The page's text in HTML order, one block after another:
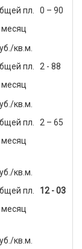
пл.
месяц
0 – 90
кв.м.
пл.
месяц
2 - 88
кв.м.
пл.
месяц
2 – 65
кв.м.
пл.
месяц
12 - 03
кв.м.